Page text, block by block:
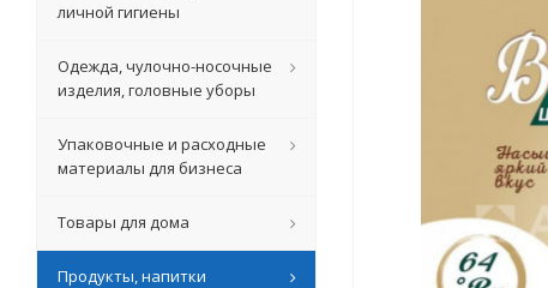
личной гигиены
Одежда, чулочно-носочные
изделия, головные уборы
Упаковочные и расходные
материалы для бизнеса
Товары для дома
Продукты, напитки